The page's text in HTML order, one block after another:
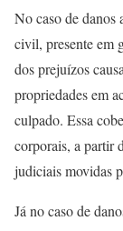
No caso de danos
civil, presente em
dos prejuízos
propriedades em
culpado. Essa
corporais, a partir
judiciais movidas
Já no caso de